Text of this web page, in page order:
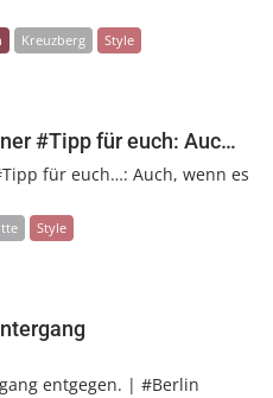
Kreuzberg Style
#Tipp für euch: Auc…
für euch…: Auch, wenn es
Style
entgegen. | #Berlin